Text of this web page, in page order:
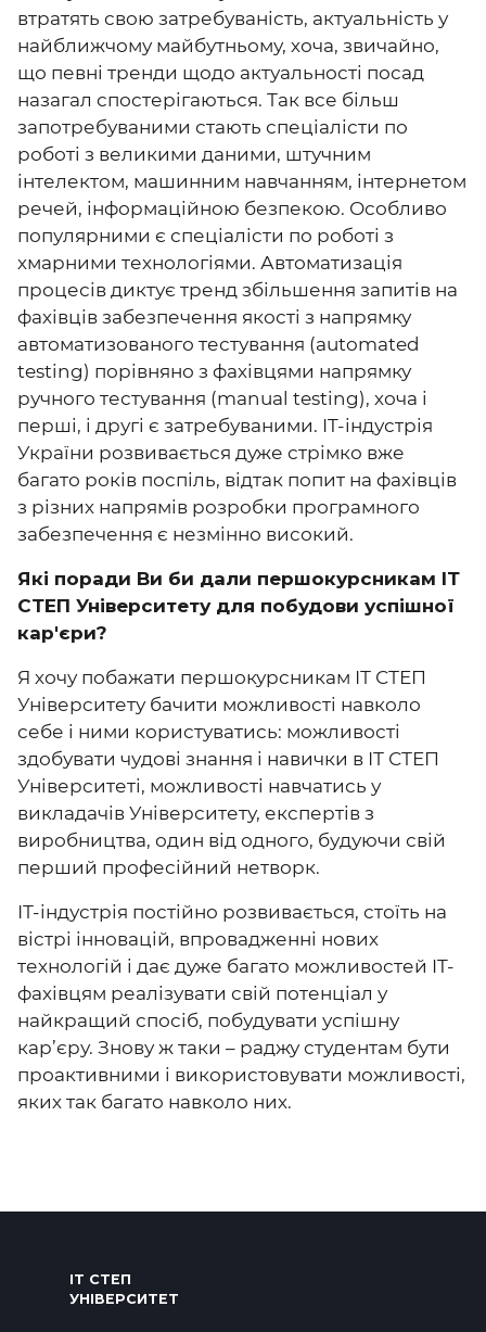
втратять свою затребуваність, актуальність у
найближчому майбутньому, хоча, звичайно,
що певні тренди щодо актуальності посад
назагал спостерігаються. Так все більш
запотребуваними стають спеціалісти по
роботі з великими даними, штучним
інтелектом, машинним навчанням, інтернетом
речей, інформаційною безпекою. Особливо
популярними є спеціалісти по роботі з
хмарними технологіями. Автоматизація
процесів диктує тренд збільшення запитів на
фахівців забезпечення якості з напрямку
автоматизованого тестування (automated
testing) порівняно з фахівцями напрямку
ручного тестування (manual testing), хоча і
перші, і другі є затребуваними. IT-індустрія
України розвивається дуже стрімко вже
багато років поспіль, відтак попит на фахівців
з різних напрямів розробки програмного
забезпечення є незмінно високий.
Які поради Ви би дали першокурсникам ІТ
СТЕП Університету для побудови успішної
кар'єри?
Я хочу побажати першокурсникам ІТ СТЕП
Університету бачити можливості навколо
себе і ними користуватись: можливості
здобувати чудові знання і навички в ІТ СТЕП
Університеті, можливості навчатись у
викладачів Університету, експертів з
виробництва, один від одного, будуючи свій
перший професійний нетворк.
ІТ-індустрія постійно розвивається, стоїть на
вістрі інновацій, впровадженні нових
технологій і дає дуже багато можливостей IT-
фахівцям реалізувати свій потенціал у
найкращий спосіб, побудувати успішну
кар’єру. Знову ж таки – раджу студентам бути
проактивними і використовувати можливості,
яких так багато навколо них.
ІТ СТЕП
УНІВЕРСИТЕТ